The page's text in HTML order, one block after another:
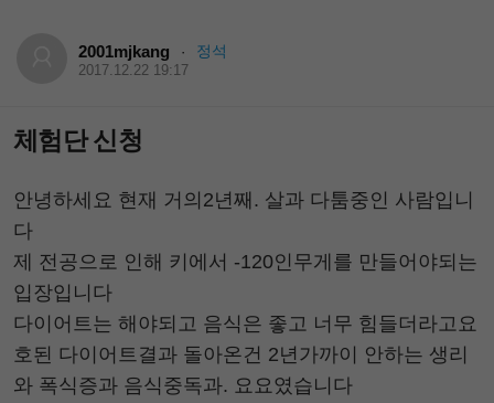
2001mjkang · 정석
2017.12.22 19:17
체험단 신청
안녕하세요 현재 거의2년째. 살과 다툼중인 사람입니
다
제 전공으로 인해 키에서 -120인무게를 만들어야되는
입장입니다
다이어트는 해야되고 음식은 좋고 너무 힘들더라고요
호된 다이어트결과 돌아온건 2년가까이 안하는 생리
와 폭식증과 음식중독과. 요요였습니다